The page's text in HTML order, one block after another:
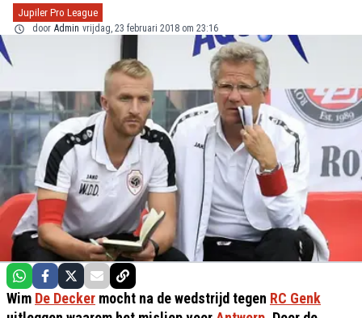
Jupiler Pro League
door Admin vrijdag, 23 februari 2018 om 23:16
Wim De Decker mocht na de wedstrijd tegen RC Genk